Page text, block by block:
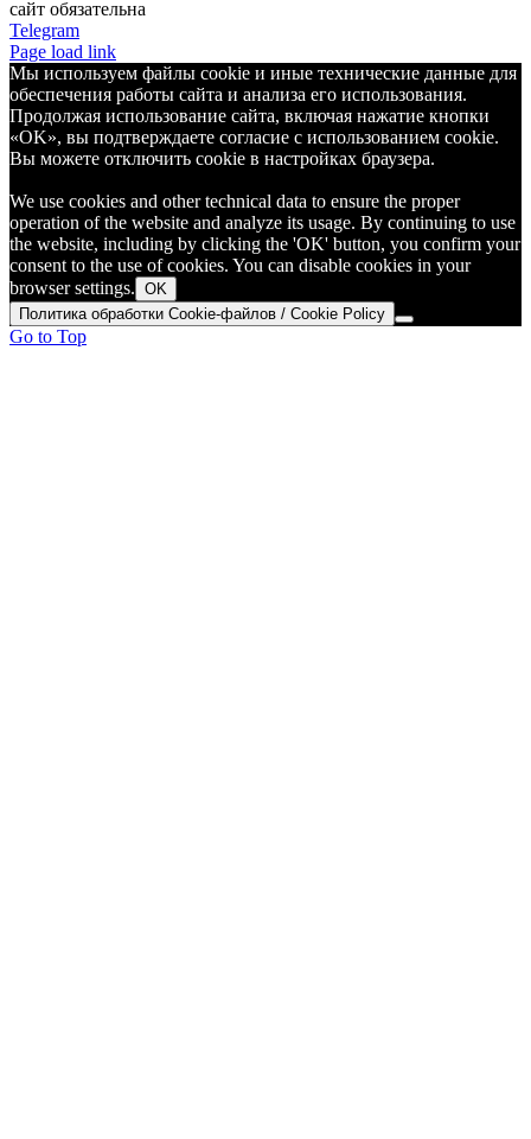
сайт обязательна
Telegram
Page load link
Мы используем файлы cookie и иные технические данные для
обеспечения работы сайта и анализа его использования.
Продолжая использование сайта, включая нажатие кнопки
«OK», вы подтверждаете согласие с использованием cookie.
Вы можете отключить cookie в настройках браузера.
We use cookies and other technical data to ensure the proper
operation of the website and analyze its usage. By continuing to use
the website, including by clicking the 'OK' button, you confirm your
consent to the use of cookies. You can disable cookies in your
browser settings. OK
Политика обработки Cookie-файлов / Cookie Policy
Go to Top